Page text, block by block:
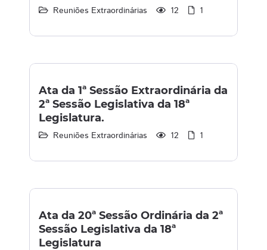
Reuniões Extraordinárias 12 1
Ata da 1ª Sessão Extraordinária da
2ª Sessão Legislativa da 18ª
Legislatura.
Reuniões Extraordinárias 12 1
Ata da 20ª Sessão Ordinária da 2ª
Sessão Legislativa da 18ª
Legislatura